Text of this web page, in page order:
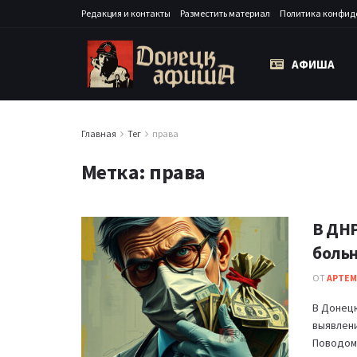
Редакция и контакты Разместить материал Политика
АФИША
Главная Тег права
Метка: права
В
ОТ
В